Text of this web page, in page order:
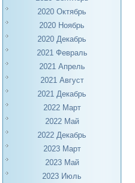
2020 Октябрь
2020 Ноябрь
2020 Декабрь
2021 Февраль
2021 Апрель
2021 Август
2021 Декабрь
2022 Март
2022 Май
2022 Декабрь
2023 Март
2023 Май
2023 Июль